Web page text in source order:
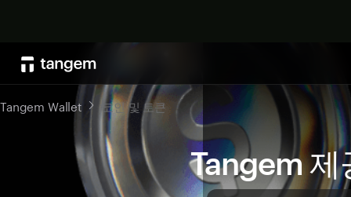
Tangem 제
Tangem Wallet 코인 및 토큰